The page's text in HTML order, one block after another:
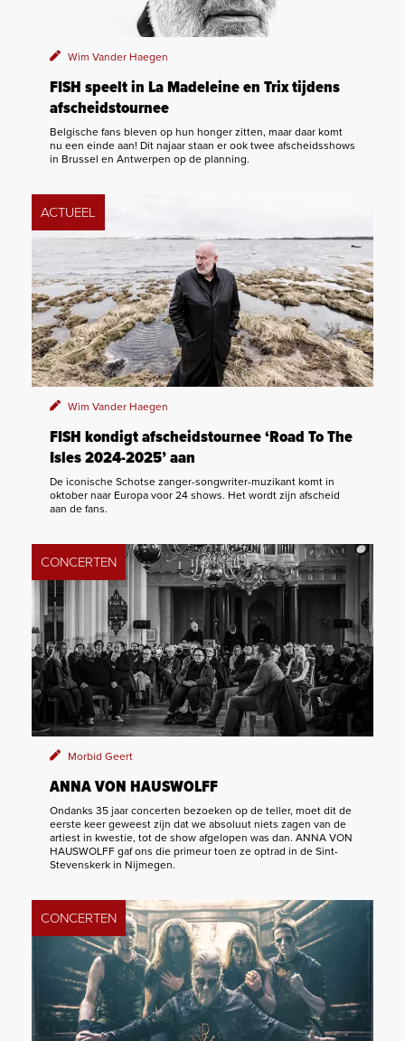
Wim Vander Haegen
FISH speelt in La Madeleine en Trix tijdens
afscheidstournee
Belgische fans bleven op hun honger zitten, maar daar komt
nu een einde aan! Dit najaar staan er ook twee afscheidsshows
in Brussel en Antwerpen op de planning.
ACTUEEL
Wim Vander Haegen
FISH kondigt afscheidstournee ‘Road To The
Isles 2024-2025’ aan
De iconische Schotse zanger-songwriter-muzikant komt in
oktober naar Europa voor 24 shows. Het wordt zijn afscheid
aan de fans.
CONCERTEN
Morbid Geert
ANNA VON HAUSWOLFF
Ondanks 35 jaar concerten bezoeken op de teller, moet dit de
eerste keer geweest zijn dat we absoluut niets zagen van de
artiest in kwestie, tot de show afgelopen was dan. ANNA VON
HAUSWOLFF gaf ons die primeur toen ze optrad in de Sint-
Stevenskerk in Nijmegen.
CONCERTEN